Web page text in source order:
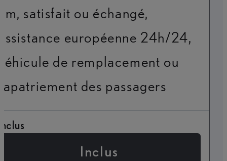
satisfait ou échangé,
européenne 24h/24,
de remplacement ou
des passagers
Inclus